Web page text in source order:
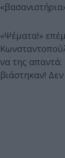
«Ψέματα!»
να της απαντά:
βιάστηκαν!